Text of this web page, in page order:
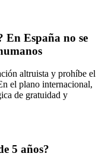
En España no se
altruista y prohíbe el
el plano internacional,
de gratuidad y
5 años?